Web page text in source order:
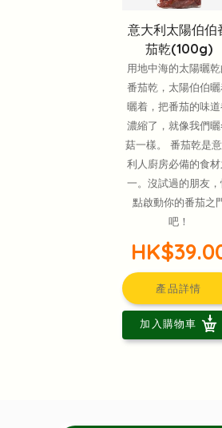
意大利太陽伯伯
茄乾(100g)
用地中海的太陽曬乾
番茄乾，太陽伯伯
曬着，把番茄的味
濃縮了，就像我們曬
菇一樣。 番茄乾是
利人廚房必備的食材
一。沒試過的朋友
點啟動你的番茄之
吧！
產品詳情
加入購物車